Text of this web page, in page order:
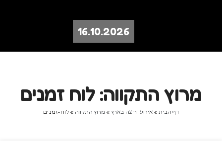
16.10.2026
מרוץ התקווה: לוח זמנים
דף הבית »אירועי ריצה בארץ » מרוץ התקווה »לוח-זמנים